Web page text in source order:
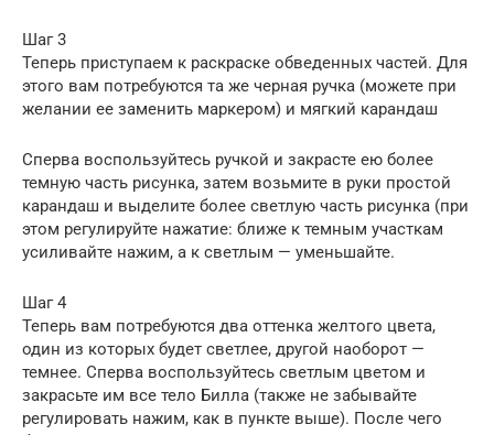
Шаг 3
Теперь приступаем к раскраске обведенных частей. Для
этого вам потребуются та же черная ручка (можете при
желании ее заменить маркером) и мягкий карандаш
Сперва воспользуйтесь ручкой и закрасте ею более
темную часть рисунка, затем возьмите в руки простой
карандаш и выделите более светлую часть рисунка (при
этом регулируйте нажатие: ближе к темным участкам
усиливайте нажим, а к светлым — уменьшайте.
Шаг 4
Теперь вам потребуются два оттенка желтого цвета,
один из которых будет светлее, другой наоборот —
темнее. Сперва воспользуйтесь светлым цветом и
закрасьте им все тело Билла (также не забывайте
регулировать нажим, как в пункте выше). После чего